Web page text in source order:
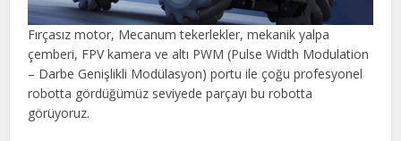
Fırçasız motor, Mecanum tekerlekler, mekanik yalpa
çemberi, FPV kamera ve altı PWM (Pulse Width Modulation
– Darbe Genişlikli Modülasyon) portu ile çoğu profesyonel
robotta gördüğümüz seviyede parçayı bu robotta
görüyoruz.